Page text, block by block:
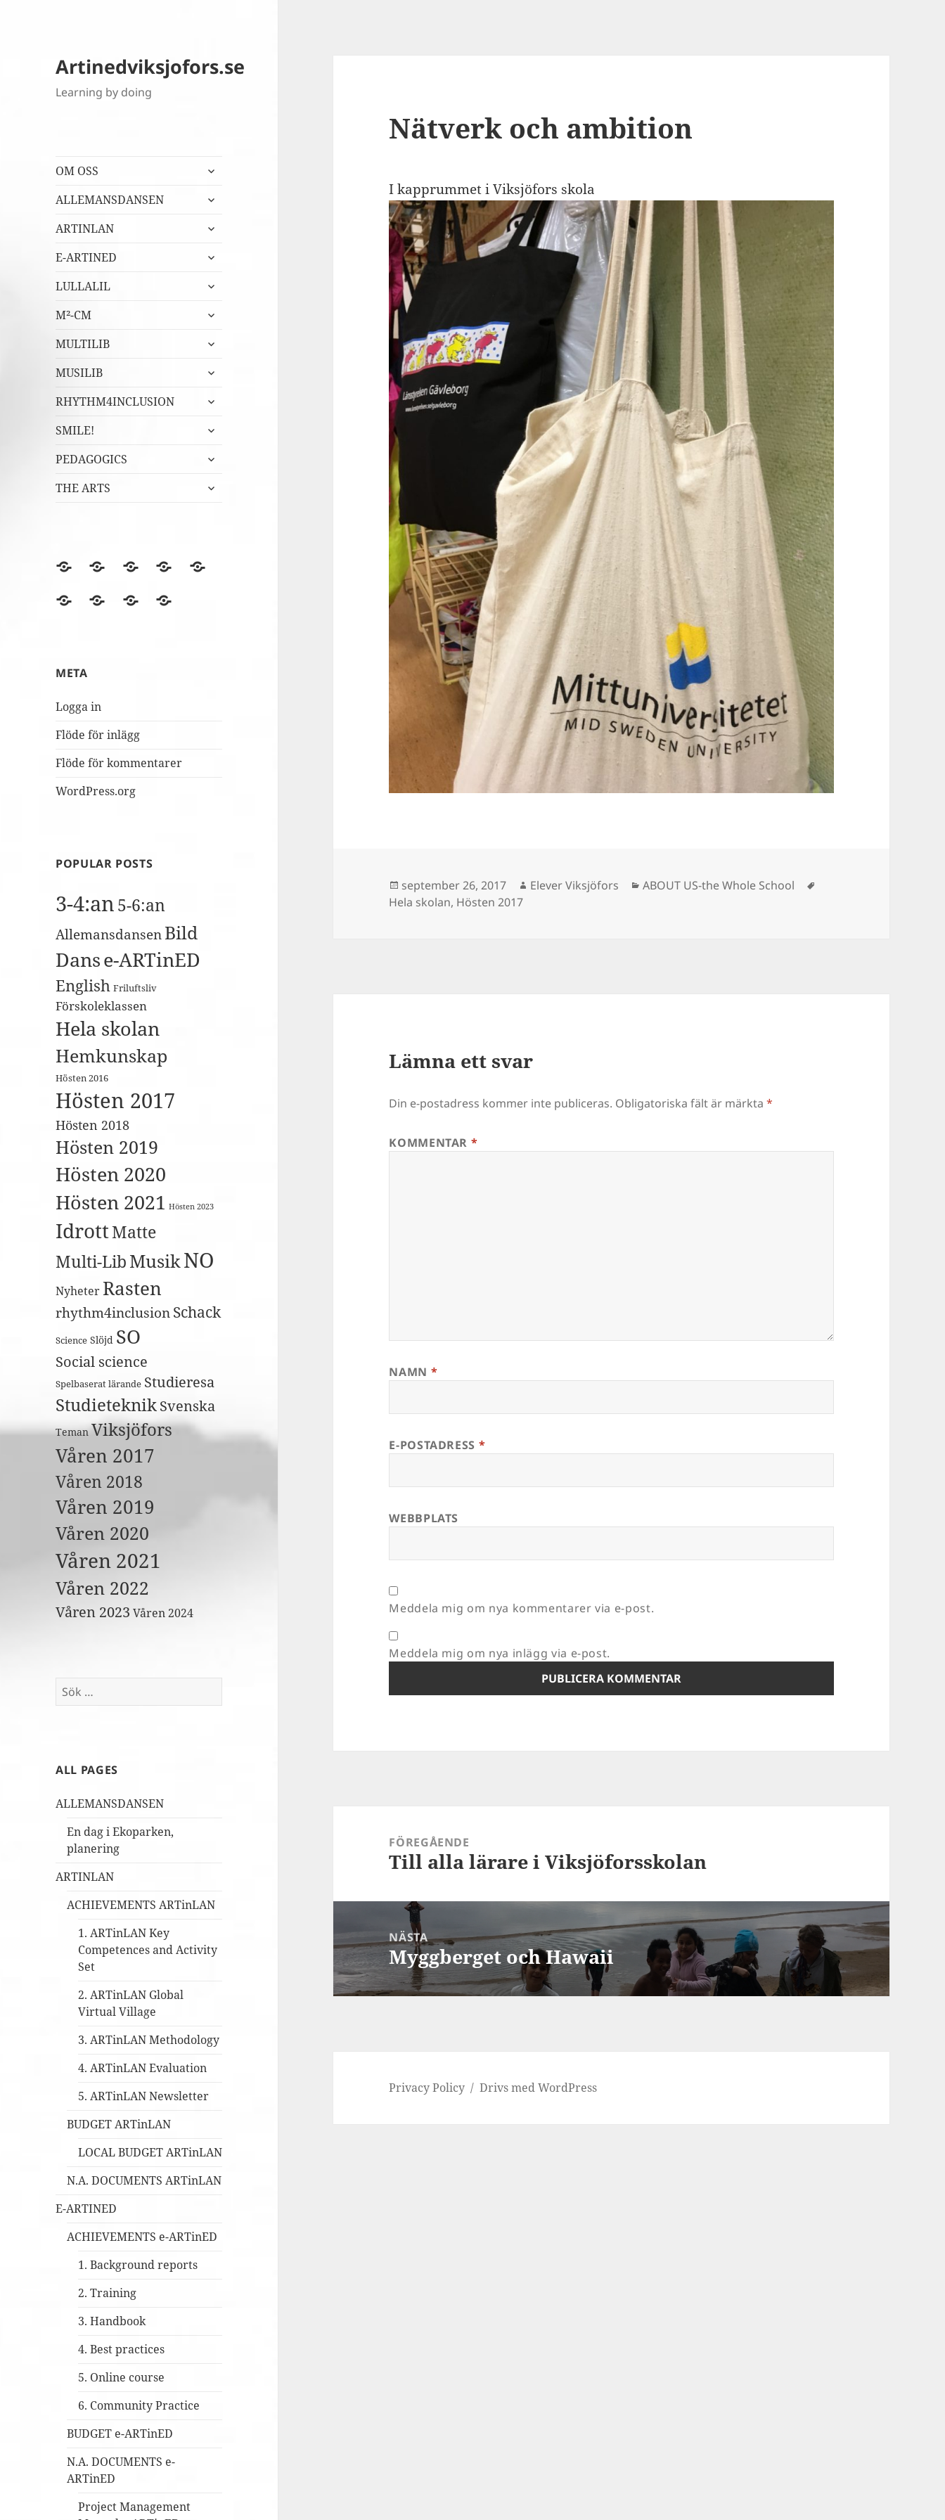
Artinedviksjofors.se
Learning by doing
OM OSS
expandera
ALLEMANSDANSEN
expandera
ARTINLAN
expandera
E-ARTINED
expandera
LULLALIL
expandera
M²-CM
expandera
MULTILIB
expandera
MUSILIB
expandera
RHYTHM4INCLUSION
expandera
SMILE!
expandera
PEDAGOGICS
expandera
THE ARTS
expandera
BLOGGEN
Film
Finska
berömmer
Fredagsmys
FolkUngar
Fridays
Lördagskul
OVANÅKERS
r4i
Utvärderingsträdet
META
Logga in
Flöde för inlägg
Flöde för kommentarer
WordPress.org
POPULAR POSTS
3-4:an5-6:an
Allemansdansen Bild
Danse-ARTinED
English Friluftsliv
Förskoleklassen
Hela skolan
Hemkunskap
Hösten 2016
Hösten 2017
Hösten 2018
Hösten 2019
Hösten 2020
Hösten 2021 Hösten 2023
IdrottMatte
Multi-LibMusikNO
Nyheter Rasten
rhythm4inclusion Schack
Science Slöjd SO
Social science
Spelbaserat lärande Studieresa
StudieteknikSvenska
Teman Viksjöfors
Våren 2017
Våren 2018
Våren 2019
Våren 2020
Våren 2021
Våren 2022
Våren 2023 Våren 2024
Sök
efter:
ALL PAGES
ALLEMANSDANSEN
En dag i Ekoparken,
planering
ARTINLAN
ACHIEVEMENTS ARTinLAN
1. ARTinLAN Key
Competences and Activity
Set
2. ARTinLAN Global
Virtual Village
3. ARTinLAN Methodology
4. ARTinLAN Evaluation
5. ARTinLAN Newsletter
BUDGET ARTinLAN
LOCAL BUDGET ARTinLAN
N.A. DOCUMENTS ARTinLAN
E-ARTINED
ACHIEVEMENTS e-ARTinED
1. Background reports
2. Training
3. Handbook
4. Best practices
5. Online course
6. Community Practice
BUDGET e-ARTinED
N.A. DOCUMENTS e-
ARTinED
Project Management
Nätverk och ambition
I kapprummet i Viksjöfors skola
Postat
september 26, 2017 Författare
Elever Viksjöfors Kategorier
ABOUT US-the Whole School
Hela skolan, Hösten 2017
Lämna ett svar
Din e-postadress kommer inte publiceras. Obligatoriska fält är märkta*
KOMMENTAR *
NAMN *
E-POSTADRESS *
WEBBPLATS
Meddela mig om nya kommentarer via e-post.
Meddela mig om nya inlägg via e-post.
FÖREGÅENDE
Föregående
Till alla lärare i Viksjöforsskolan
NÄSTA
Nästa
inlägg:
Myggberget och Hawaii
Privacy Policy Drivs med WordPress